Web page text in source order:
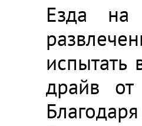
Езда на
драйв